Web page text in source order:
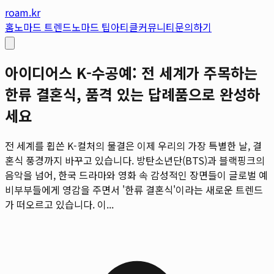
roam.kr
홈노마드 트렌드노마드 팁아티클커뮤니티문의하기
아이디어스 K-수공예: 전 세계가 주목하는
한류 결혼식, 품격 있는 답례품으로 완성하
세요
전 세계를 휩쓴 K-컬처의 물결은 이제 우리의 가장 특별한 날, 결
혼식 풍경까지 바꾸고 있습니다. 방탄소년단(BTS)과 블랙핑크의
음악을 넘어, 한국 드라마와 영화 속 감성적인 장면들이 글로벌 예
비부부들에게 영감을 주면서 '한류 결혼식'이라는 새로운 트렌드
가 떠오르고 있습니다. 이...